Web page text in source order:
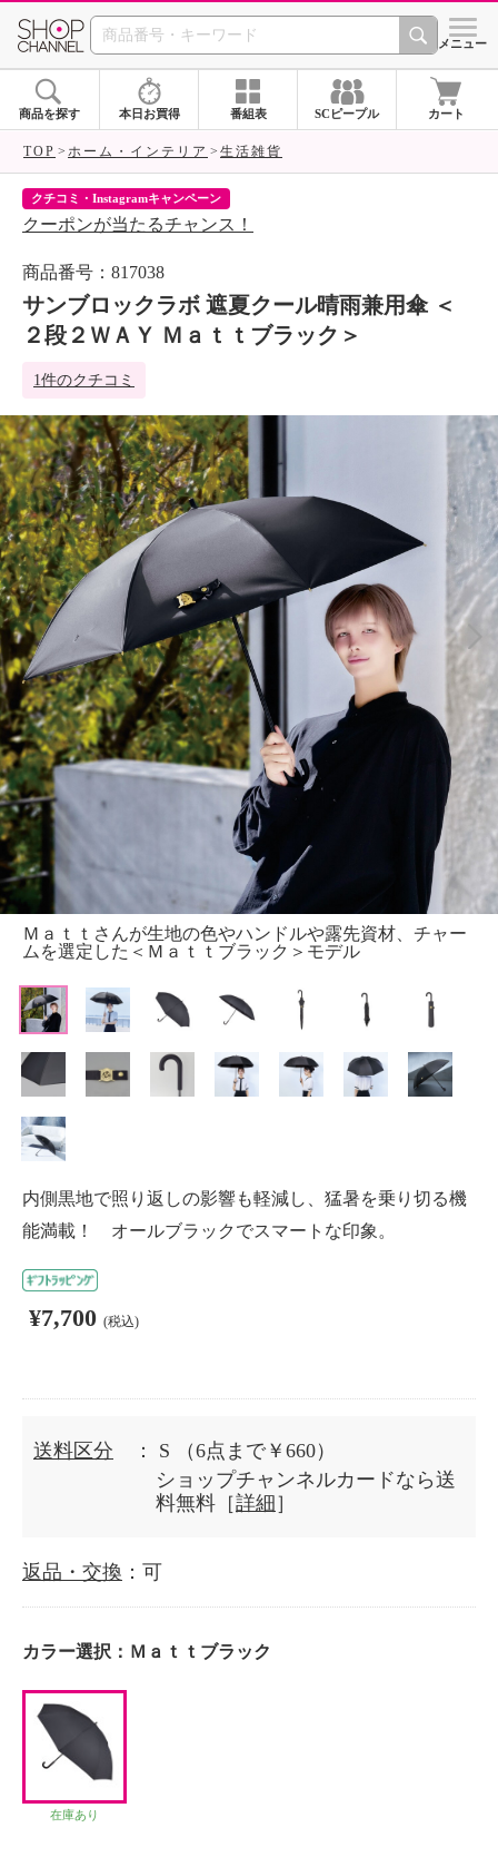
SHOP CHANNEL シメニュー
商品を探す 本日お買得 番組表 SCピープル カート
TOP ホーム・インテリア 生活雑貨
クチコミ・Instagramキャンペーン
クーポンが当たるチャンス！
商品番号：817038
サンブロックラボ 遮夏クール晴雨兼用傘 ＜
２段２ＷＡＹ Ｍａｔｔブラック＞
1件のクチコミ
Ｍａｔｔさんが生地の色やハンドルや露先資材、チャー
ムを選定した＜Ｍａｔｔブラック＞モデル
内側黒地で照り返しの影響も軽減し、猛暑を乗り切る機
能満載！ オールブラックでスマートな印象。
¥7,700 (税込)
送料区分 ： S
（6点まで￥660）
ショップチャンネルカードなら送
料無料［詳細 ］
返品・交換 ：可
カラー選択： Ｍａｔｔブラック
在庫あり